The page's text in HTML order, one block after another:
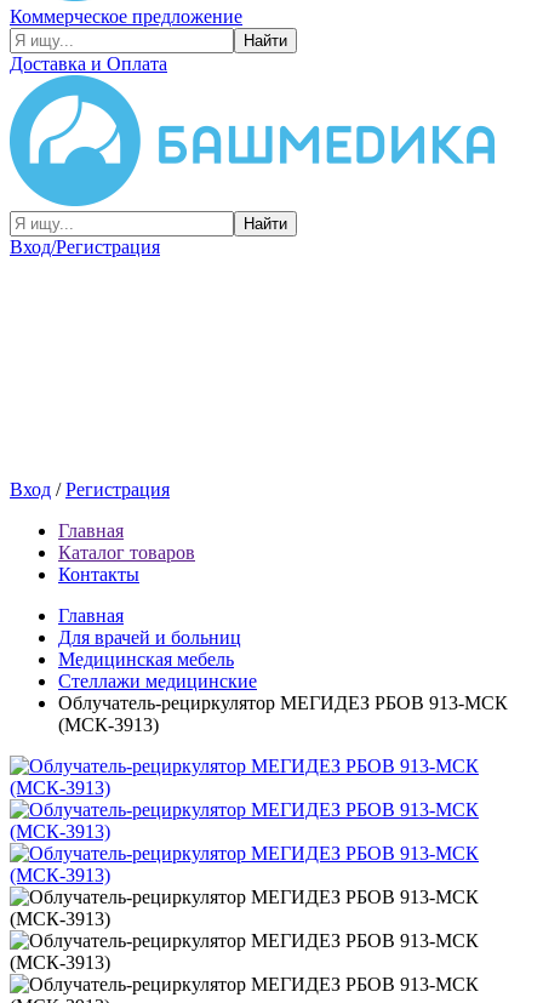
Коммерческое предложение
Найти
Доставка и Оплата
Найти
Вход/Регистрация
Вход /Регистрация
Главная
Каталог товаров
Контакты
Главная
Для врачей и больниц
Медицинская мебель
Стеллажи медицинские
Облучатель-рециркулятор МЕГИДЕЗ РБОВ 913-МСК
(МСК-3913)